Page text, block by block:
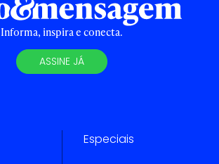
Informa, inspira e conecta.
ASSINE JÁ
Especiais